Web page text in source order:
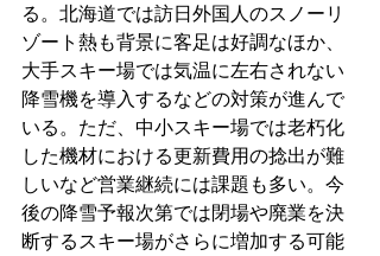
る。 北海道では訪日外国人のスノーリ
ゾート熱も背景に客足は好調なほか、
大手スキー場では気温に左右されない
降雪機を導入するなどの対策が進んで
いる。ただ、中小スキー場では老朽化
した機材における更新費用の捻出が難
しいなど営業継続には課題も多い。今
後の降雪予報次第では閉場や廃業を決
断するスキー場がさらに増加する可能